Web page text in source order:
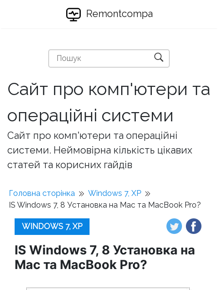
Remontcompa
Сайт про комп'ютери та
операційні системи
Сайт про комп'ютери та операційні
системи. Неймовірна кількість цікавих
статей та корисних гайдів
Головна сторінка
Windows 7, XP
IS Windows 7, 8 Установка на Mac та MacBook Pro?
WINDOWS 7, XP
IS Windows 7, 8 Установка на
Mac та MacBook Pro?